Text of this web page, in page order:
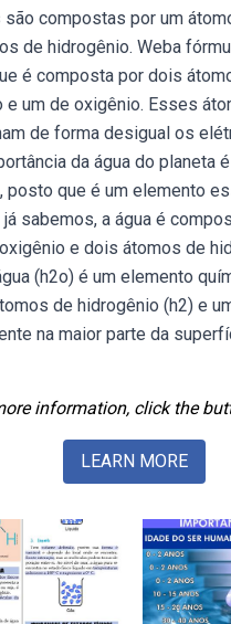
são compostas por um
de hidrogênio. Weba
é composta por dois
e um de oxigênio. Esses
de forma desigual os
da água do planeta
posto que é um elemento
sabemos, a água é
e dois átomos de
(h2o) é um elemento
de hidrogênio (h2) e
na maior parte da
information, click the
LEARN MORE